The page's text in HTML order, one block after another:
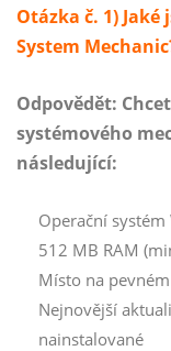
Otázka č. 1)
System
Odpovědět:
systémového
následující:
Operační
512 MB RAM
Místo na
Nejnovější
nainstalované